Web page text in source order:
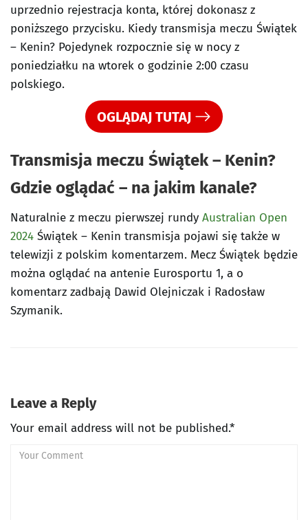
uprzednio rejestracja konta, której dokonasz z
poniższego przycisku. Kiedy transmisja meczu Świątek
– Kenin? Pojedynek rozpocznie się w nocy z
poniedziałku na wtorek o godzinie 2:00 czasu
polskiego.
OGLĄDAJ TUTAJ
Transmisja meczu Świątek – Kenin?
Gdzie oglądać – na jakim kanale?
Naturalnie z meczu pierwszej rundy Australian Open
2024 Świątek – Kenin transmisja pojawi się także w
telewizji z polskim komentarzem. Mecz Świątek będzie
można oglądać na antenie Eurosportu 1, a o
komentarz zadbają Dawid Olejniczak i Radosław
Szymanik.
Leave a Reply
Your email address will not be published.*